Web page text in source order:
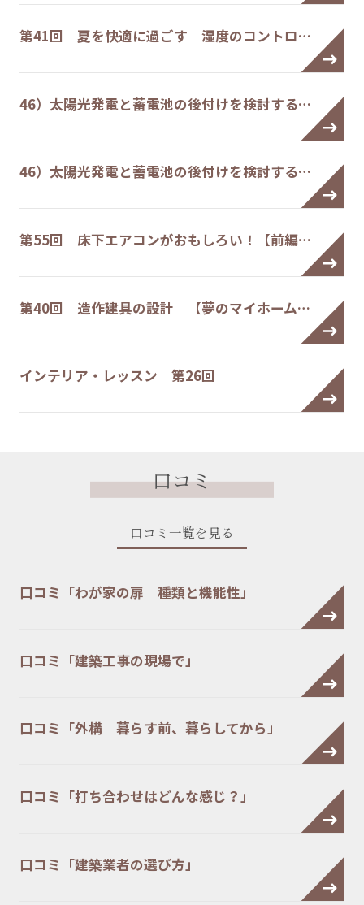
第41回 夏を快適に過ごす 湿度のコントロ…
46）太陽光発電と蓄電池の後付けを検討する…
46）太陽光発電と蓄電池の後付けを検討する…
第55回 床下エアコンがおもしろい！【前編…
第40回 造作建具の設計 【夢のマイホーム…
インテリア・レッスン 第26回
口コミ
口コミ一覧を見る
口コミ「わが家の扉 種類と機能性」
口コミ「建築工事の現場で」
口コミ「外構 暮らす前、暮らしてから」
口コミ「打ち合わせはどんな感じ？」
口コミ「建築業者の選び方」